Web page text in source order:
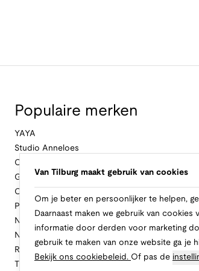
Populaire merken
YAYA
Studio Anneloes
Cambio
Geisha
Cast Iron
Profuomo
No Excess
New Balance
Rinascimento
Van Tilburg maakt gebruik van cookies
Om je beter en persoonlijker te helpen,
Daarnaast maken we gebruik van cookies
informatie door derden voor marketing
gebruik te maken van onze website ga je
Bekijk ons cookiebeleid. Of pas de